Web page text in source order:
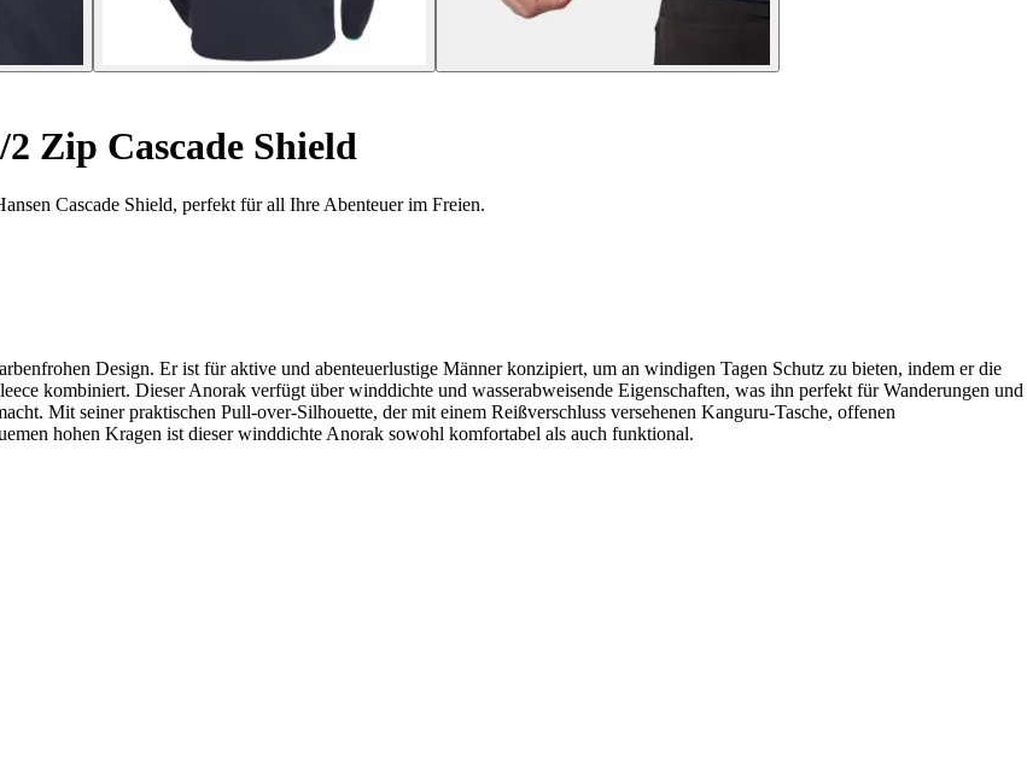
Zip Cascade Shield
Cascade Shield, perfekt für all Ihre Abenteuer im Freien.
Design. Er ist für aktive und abenteuerlustige Männer konzipiert, um an windigen Tagen Schutz zu bieten, indem er die
kombiniert. Dieser Anorak verfügt über winddichte und wasserabweisende Eigenschaften, was ihn perfekt für Wanderungen und
Mit seiner praktischen Pull-over-Silhouette, der mit einem Reißverschluss versehenen Kanguru-Tasche, offenen
hohen Kragen ist dieser winddichte Anorak sowohl komfortabel als auch funktional.